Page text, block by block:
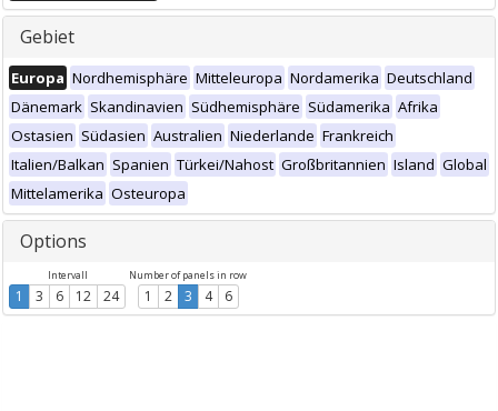
Gebiet
Europa Nordhemisphäre Mitteleuropa Nordamerika Deutschland
Dänemark Skandinavien Südhemisphäre Südamerika Afrika
Ostasien Südasien Australien Niederlande Frankreich
Italien/Balkan Spanien Türkei/Nahost Großbritannien Island Global
Mittelamerika Osteuropa
Options
Intervall
1 3 6 12 24
Number of panels in row
1 2 3 4 6